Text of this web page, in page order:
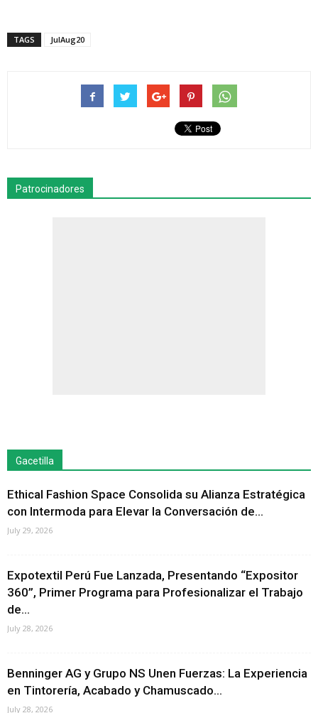
TAGS JulAug20
Patrocinadores
Gacetilla
Ethical Fashion Space Consolida su Alianza Estratégica
con Intermoda para Elevar la Conversación de...
July 29, 2026
Expotextil Perú Fue Lanzada, Presentando “Expositor
360”, Primer Programa para Profesionalizar el Trabajo
de...
July 28, 2026
Benninger AG y Grupo NS Unen Fuerzas: La Experiencia
en Tintorería, Acabado y Chamuscado...
July 28, 2026